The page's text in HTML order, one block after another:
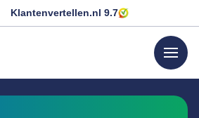
Klantenvertellen.nl 9.7
menu